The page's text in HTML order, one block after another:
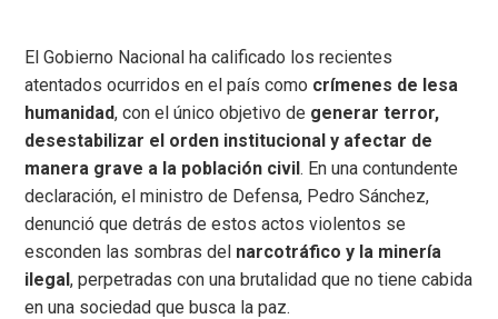
El Gobierno Nacional ha calificado los recientes
atentados ocurridos en el país como crímenes de lesa
humanidad, con el único objetivo de generar terror,
desestabilizar el orden institucional y afectar de
manera grave a la población civil. En una contundente
declaración, el ministro de Defensa, Pedro Sánchez,
denunció que detrás de estos actos violentos se
esconden las sombras del narcotráfico y la minería
ilegal, perpetradas con una brutalidad que no tiene cabida
en una sociedad que busca la paz.